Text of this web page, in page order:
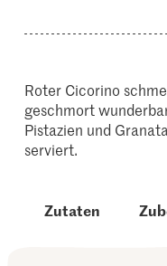
Roter Cicorino
geschmort
Pistazien und
serviert.
Zutaten